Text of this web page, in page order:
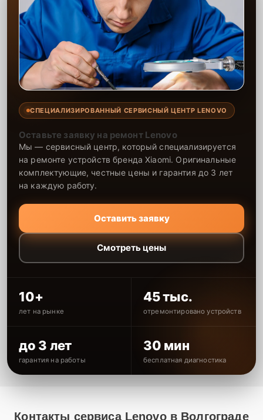
СПЕЦИАЛИЗИРОВАННЫЙ СЕРВИСНЫЙ ЦЕНТР LENOVO
Оставьте заявку на ремонт Lenovo
Мы — сервисный центр, который специализируется
на ремонте устройств бренда Xiaomi. Оригинальные
комплектующие, честные цены и гарантия до 3 лет
на каждую работу.
Оставить заявку
Смотреть цены
10+
лет на рынке
45 тыс.
отремонтировано устройств
до 3 лет
гарантия на работы
30 мин
бесплатная диагностика
Контакты сервиса Lenovo в Волгограде